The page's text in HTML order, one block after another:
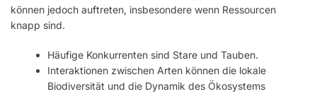
können jedoch auftreten, insbesondere wenn Ressourcen
knapp sind.
Häufige Konkurrenten sind Stare und Tauben.
Interaktionen zwischen Arten können die lokale
Biodiversität und die Dynamik des Ökosystems